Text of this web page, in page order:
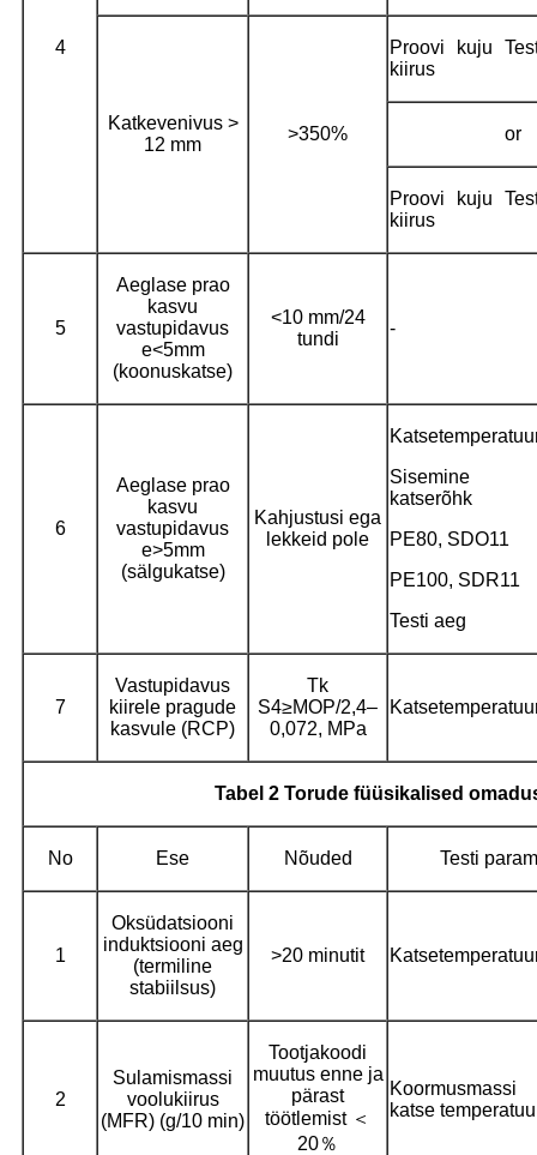
4
Katkevenivus >
12 mm
>350%
Proovi kuju
kiirus
or
Proovi kuju
kiirus
5
Aeglase prao
kasvu
vastupidavus
e<5mm
(koonuskatse)
<10 mm/24
tundi
-
6
Aeglase prao
kasvu
vastupidavus
e>5mm
(sälgukatse)
Kahjustusi ega
lekkeid pole
Sisemine
katserõhk
PE80, SDO11
PE100, SDR11
Testi aeg
7
Vastupidavus
kiirele pragude
kasvule (RCP)
Tk
S4≥MOP/2,4–
0,072, MPa
Tabel 2 Torude füüsikalised
No Ese Nõuded Testi
1
Oksüdatsiooni
induktsiooni aeg
(termiline
stabiilsus)
>20 minutit
2
Sulamismassi
voolukiirus
(MFR) (g/10 min)
Tootjakoodi
muutus enne ja
pärast
töötlemist ＜
20％
Koormusmassi
katse